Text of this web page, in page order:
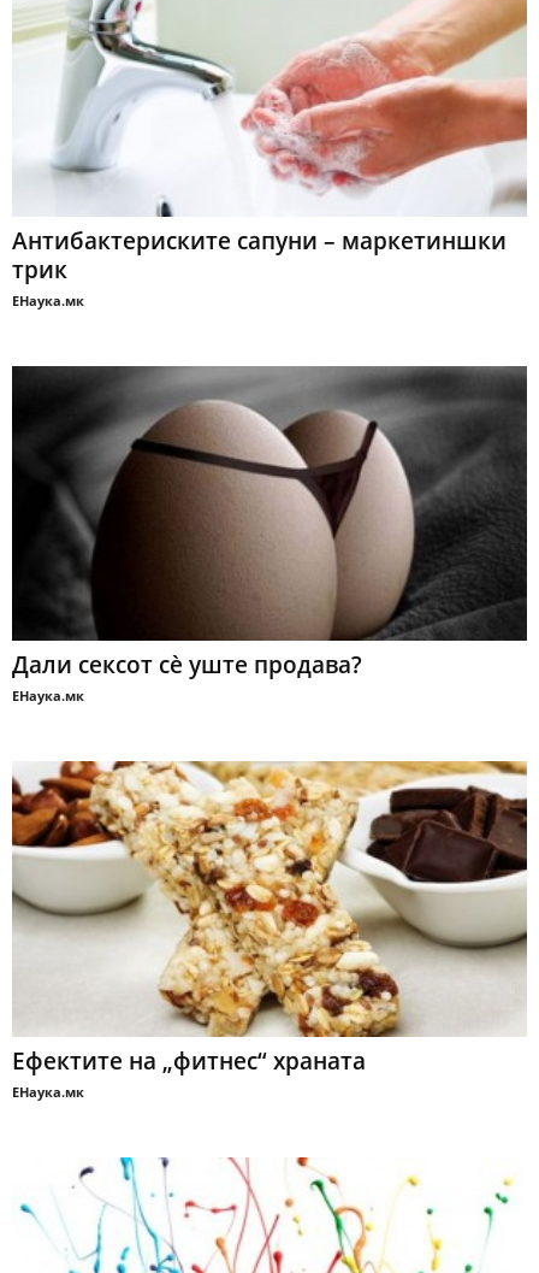
Антибактериските сапуни – маркетиншки
трик
ЕНаука.мк
Дали сексот сè уште продава?
ЕНаука.мк
Ефектите на „фитнес“ храната
ЕНаука.мк